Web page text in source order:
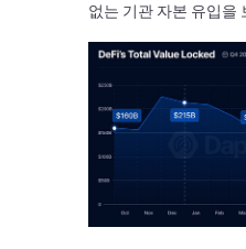
없는 기관 자본 유입을